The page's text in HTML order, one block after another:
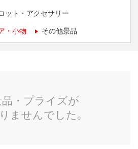
ット・アクセサリー
・小物 その他景品